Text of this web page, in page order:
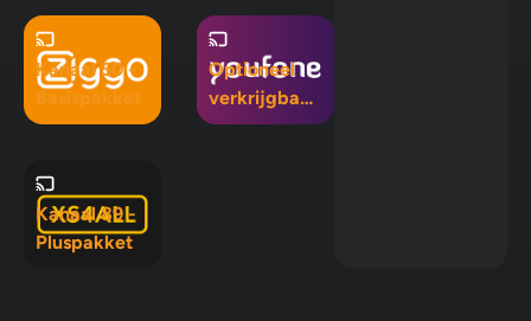
Kanaal 50 -
Basispakket
Optioneel
verkrijgbaar
in Mix 5, Mix
Kanaal 89 -
Pluspakket